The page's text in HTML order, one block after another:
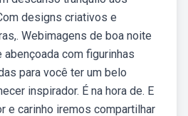
designs criativos e
Webimagens de boa noite
abençoada com figurinhas
para você ter um belo
inspirador. É na hora de. E
e carinho iremos compartilhar